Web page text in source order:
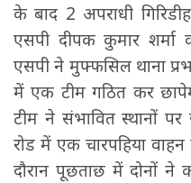
के बाद 2 अपराधी
एसपी दीपक कुमार शर्मा
एसपी ने मुफ्फसिल थाना
में एक टीम गठित कर
टीम ने संभावित स्थानों
रोड में एक चारपहिया
दौरान पूछताछ में दोनों ने